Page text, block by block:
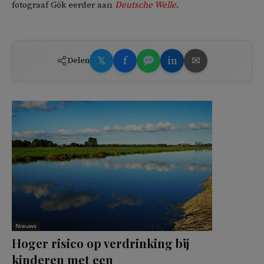
fotograaf Gök eerder aan Deutsche Welle.
Delen 𝕏 f in ✉
Nieuws
Hoger risico op verdrinking bij
kinderen met een